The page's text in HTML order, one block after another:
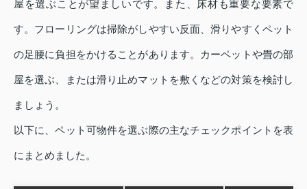
屋を選ぶことが望ましいです。また、床材も重要な要素で
す。フローリングは掃除がしやすい反面、滑りやすくペット
の足腰に負担をかけることがあります。カーペットや畳の部
屋を選ぶ、または滑り止めマットを敷くなどの対策を検討し
ましょう。
以下に、ペット可物件を選ぶ際の主なチェックポイントを表
にまとめました。